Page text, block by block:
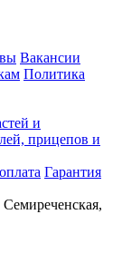
Вакансии
Политика
и
прицепов и
Гарантия